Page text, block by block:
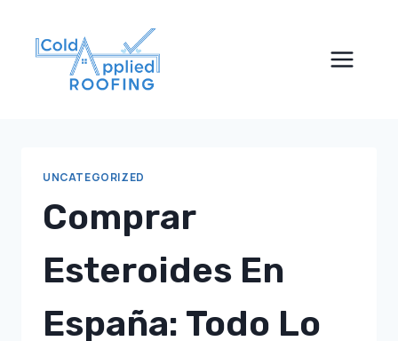
content
UNCATEGORIZED
Comprar
Esteroides En
España: Todo Lo